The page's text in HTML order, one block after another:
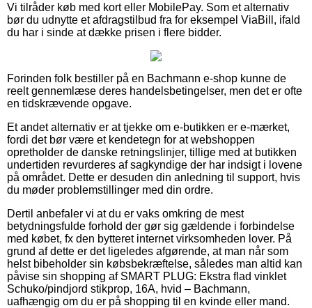
Vi tilråder køb med kort eller MobilePay. Som et alternativ
bør du udnytte et afdragstilbud fra for eksempel ViaBill, ifald
du har i sinde at dække prisen i flere bidder.
Forinden folk bestiller på en Bachmann e-shop kunne de
reelt gennemlæse deres handelsbetingelser, men det er ofte
en tidskrævende opgave.
Et andet alternativ er at tjekke om e-butikken er e-mærket,
fordi det bør være et kendetegn for at webshoppen
opretholder de danske retningslinjer, tillige med at butikken
undertiden revurderes af sagkyndige der har indsigt i lovene
på området. Dette er desuden din anledning til support, hvis
du møder problemstillinger med din ordre.
Dertil anbefaler vi at du er vaks omkring de mest
betydningsfulde forhold der gør sig gældende i forbindelse
med købet, fx den bytteret internet virksomheden lover. På
grund af dette er det ligeledes afgørende, at man når som
helst bibeholder sin købsbekræftelse, således man altid kan
påvise sin shopping af SMART PLUG: Ekstra flad vinklet
Schuko/pindjord stikprop, 16A, hvid – Bachmann,
uafhængig om du er på shopping til en kvinde eller mand.